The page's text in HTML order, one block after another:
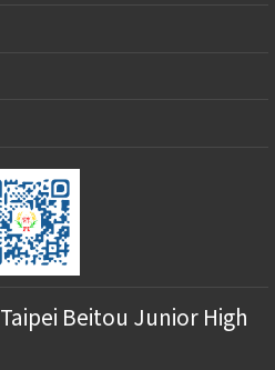
Taipei Beitou Junior High